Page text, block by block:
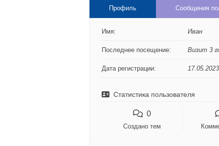
Профиль Сообщения
Имя: Иван
Последнее посещение: Визит 3
Дата регистрации: 17.05.2023
Статистика пользователя
0
Создано тем